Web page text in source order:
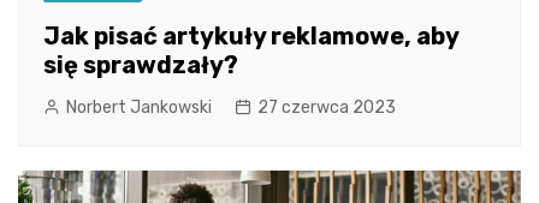
Jak pisać artykuły reklamowe, aby
się sprawdzały?
Norbert Jankowski 27 czerwca 2023